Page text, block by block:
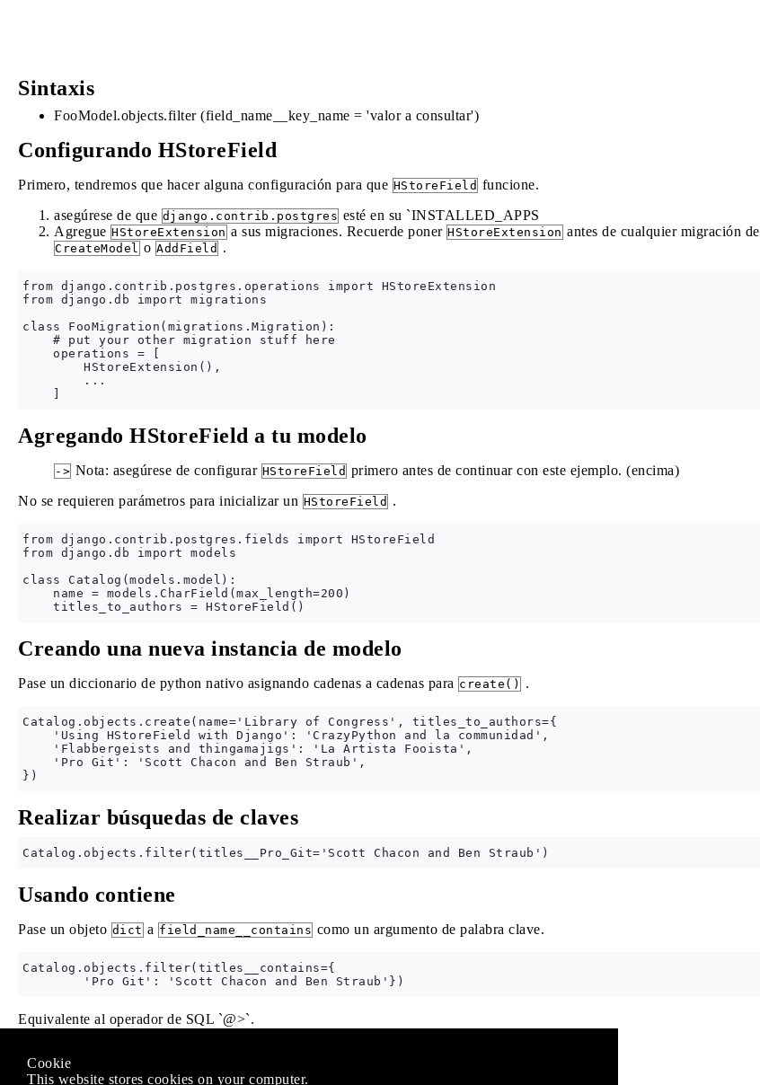
Sintaxis
FooModel.objects.filter (field_name__key_name = 'valor a consultar')
Configurando HStoreField
Primero, tendremos que hacer alguna configuración para que HStoreField funcione.
asegúrese de que django.contrib.postgres esté en su `INSTALLED_APPS
Agregue HStoreExtension a sus migraciones. Recuerde poner HStoreExtension antes de cualquier migración de
CreateModel o AddField .
from django.contrib.postgres.operations import HStoreExtension
from django.db import migrations
class FooMigration(migrations.Migration):
    # put your other migration stuff here
    operations = [
        HStoreExtension(),
        ...
Agregando HStoreField a tu modelo
-> Nota: asegúrese de configurar HStoreField primero antes de continuar con este ejemplo. (encima)
No se requieren parámetros para inicializar un HStoreField .
from django.contrib.postgres.fields import HStoreField
from django.db import models
class Catalog(models.model):
    name = models.CharField(max_length=200)
Creando una nueva instancia de modelo
Pase un diccionario de python nativo asignando cadenas a cadenas para create() .
Catalog.objects.create(name='Library of Congress', titles_to_authors={
    'Using HStoreField with Django': 'CrazyPython and la communidad',
    'Flabbergeists and thingamajigs': 'La Artista Fooista',
    'Pro Git': 'Scott Chacon and Ben Straub',
Realizar búsquedas de claves
Usando contiene
Pase un objeto dict a field_name__contains como un argumento de palabra clave.
Catalog.objects.filter(titles__contains={
Equivalente al operador de SQL `@>`.
Licenciado bajo
Cookie
This website stores cookies on your computer.